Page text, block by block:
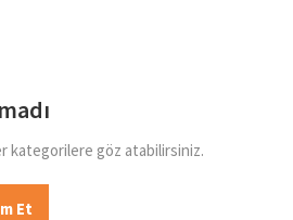
kategorilere göz atabilirsiniz.
Et